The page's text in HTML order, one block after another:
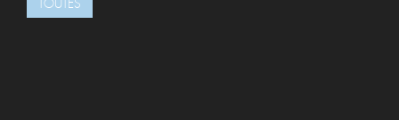
TOUTES